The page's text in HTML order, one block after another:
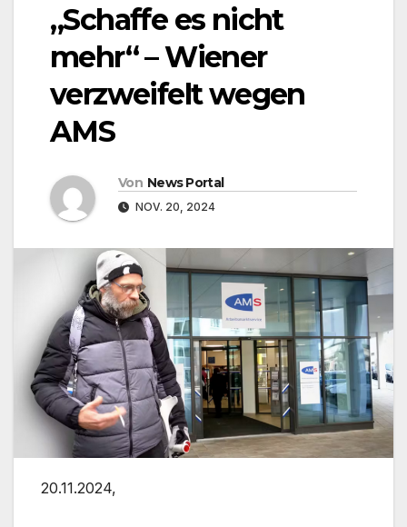
„Schaffe es nicht
mehr“ – Wiener
verzweifelt wegen
AMS
Von News Portal
NOV. 20, 2024
20.11.2024,